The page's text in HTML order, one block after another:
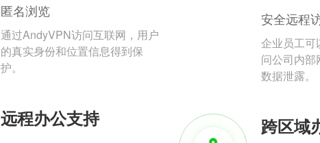
匿名浏览
通过AndyVPN访问互联网，用户
的真实身份和位置信息得到保
护。
安全远程
企业员工
问公司内
数据泄露。
远程办公支持 跨区域